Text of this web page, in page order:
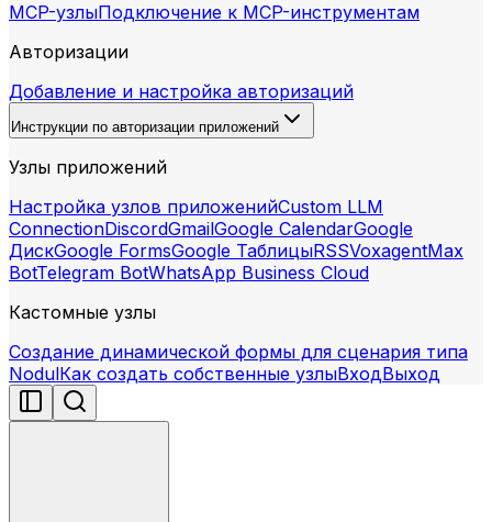
MCP-узлыПодключение к MCP-инструментам
Авторизации
Добавление и настройка авторизаций
Инструкции по авторизации приложений
Узлы приложений
Настройка узлов приложенийCustom LLM
ConnectionDiscordGmailGoogle CalendarGoogle
ДискGoogle FormsGoogle ТаблицыRSSVoxagentMax
BotTelegram BotWhatsApp Business Cloud
Кастомные узлы
Создание динамической формы для сценария типа
NodulКак создать собственные узлыВходВыход